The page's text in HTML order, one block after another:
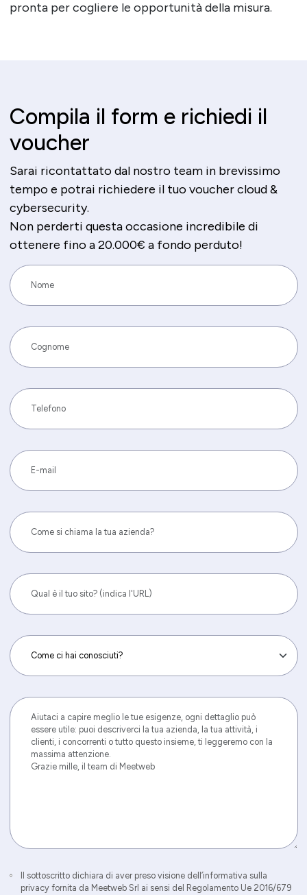
pronta per cogliere le opportunità della misura.
Compila il form e richiedi il
voucher
Sarai ricontattato dal nostro team in brevissimo
tempo e potrai richiedere il tuo voucher cloud &
cybersecurity.
Non perderti questa occasione incredibile di
ottenere fino a 20.000€ a fondo perduto!
Il sottoscritto dichiara di aver preso visione dell’informativa sulla
privacy fornita da Meetweb Srl ai sensi del Regolamento Ue 2016/679